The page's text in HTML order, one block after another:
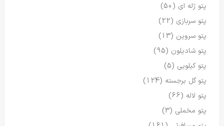
پتو ژله ای (50)
پتو سربازی (22)
پتو سروین (13)
پتو شادیلون (95)
پتو کیلویی (5)
پتو گل برجسته (124)
پتو لاله (66)
پتو مخملی (3)